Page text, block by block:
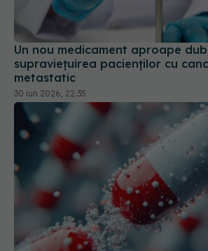
Un nou medicament aproape
supraviețuirea pacienților cu
metastatic
30 iun 2026, 22:35